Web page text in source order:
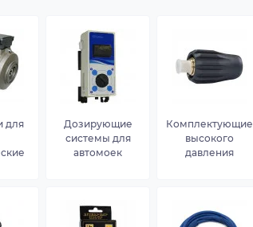
для
Дозирующие
системы для
автомоек
Комплектующие
высокого
давления